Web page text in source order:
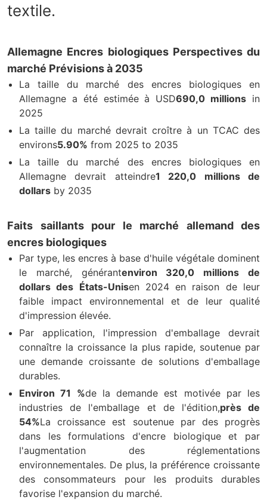
textile.
Allemagne Encres biologiques Perspectives du
marché Prévisions à 2035
La taille du marché des encres biologiques en
Allemagne a été estimée à USD690,0 millions in
2025
La taille du marché devrait croître à un TCAC des
environs5.90% from 2025 to 2035
La taille du marché des encres biologiques en
Allemagne devrait atteindre1 220,0 millions de
dollars by 2035
Faits saillants pour le marché allemand des
encres biologiques
Par type, les encres à base d'huile végétale dominent
le marché, générantenviron 320,0 millions de
dollars des États-Unisen 2024 en raison de leur
faible impact environnemental et de leur qualité
d'impression élevée.
Par application, l'impression d'emballage devrait
connaître la croissance la plus rapide, soutenue par
une demande croissante de solutions d'emballage
durables.
Environ 71 %de la demande est motivée par les
industries de l'emballage et de l'édition,près de
54%La croissance est soutenue par des progrès
dans les formulations d'encre biologique et par
l'augmentation des réglementations
environnementales. De plus, la préférence croissante
des consommateurs pour les produits durables
favorise l'expansion du marché.